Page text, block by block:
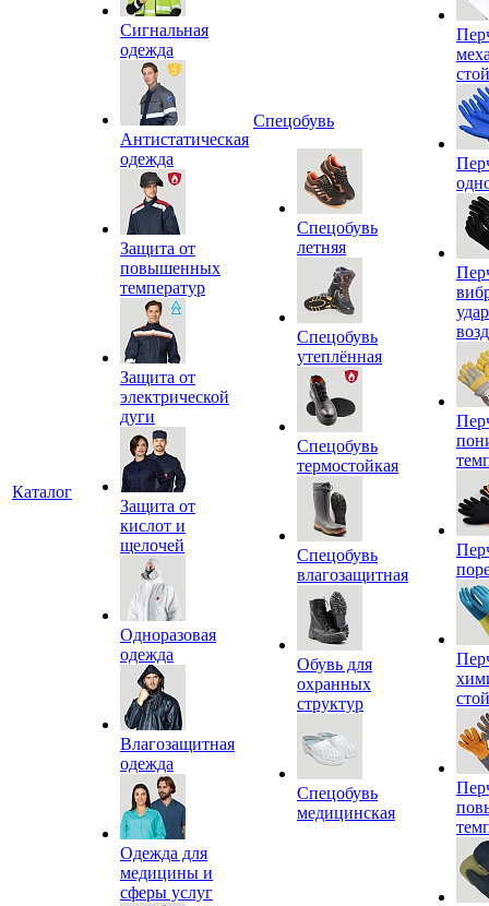
Каталог
Сигнальная
одежда
Антистатическая
одежда
Защита от
повышенных
температур
Защита от
электрической
дуги
Защита от
кислот и
щелочей
Одноразовая
одежда
Влагозащитная
одежда
Одежда для
медицины и
сферы услуг
Спецобувь
Спецобувь
летняя
Спецобувь
утеплённая
Спецобувь
термостойкая
Спецобувь
влагозащитная
Обувь для
охранных
структур
Спецобувь
медицинская